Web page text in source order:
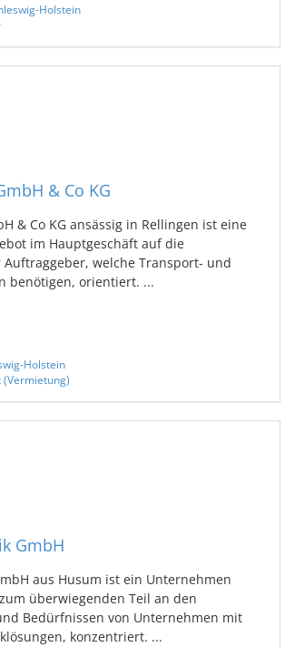
Holstein
& Co KG
& Co KG ansässig in Rellingen ist eine
im Hauptgeschäft auf die
welche Transport- und
benötigen, orientiert. ...
Holstein
(Vermietung)
GmbH
aus Husum ist ein Unternehmen
überwiegenden Teil an den
Bedürfnissen von Unternehmen mit
konzentriert. ...